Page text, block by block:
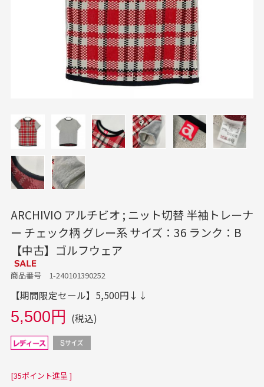
ARCHIVIO アルチビオ ; ニット切替 半袖トレーナ
ー チェック柄 グレー系 サイズ：36 ランク：B
【中古】ゴルフウェア
商品番号 1-240101390252
【期間限定セール】5,500円↓↓
5,500円 (税込)
[35ポイント進呈 ]